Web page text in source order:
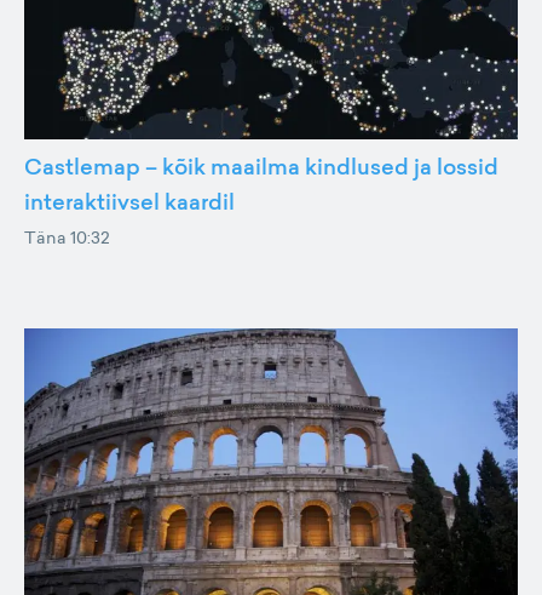
Castlemap – kõik maailma kindlused ja lossid
interaktiivsel kaardil
Täna 10:32